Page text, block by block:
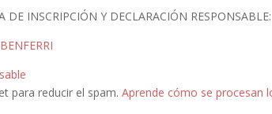
DE INSCRIPCIÓN Y DECLARACIÓN RESPONSABLE:
para reducir el spam.Aprende cómo se procesan